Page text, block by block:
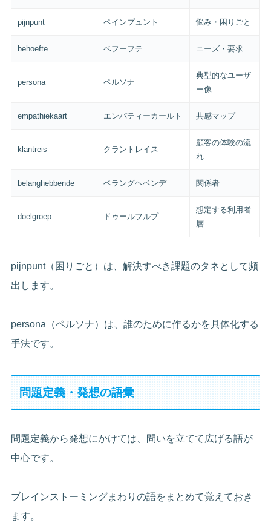
pijnpunt ペインプュント 悩み・困りごと
behoefte ベフーフテ ニーズ・要求
persona ペルソナ
典型的なユーザ
ー像
empathiekaart エンパティーカールト 共感マップ
klantreis クラントレイス
顧客の体験の流
れ
belanghebbende ベラングヘベンデ 関係者
doelgroep ドゥールフルプ
想定する利用者
層
pijnpunt（困りごと）は、解決すべき課題のタネとして頻
出します。
persona（ペルソナ）は、誰のために作るかを具体化する
手法です。
問題定義・発想の語彙
問題定義から発想にかけては、問いを立てて広げる語が
中心です。
ブレインストーミングまわりの語をまとめて覚えておき
ます。